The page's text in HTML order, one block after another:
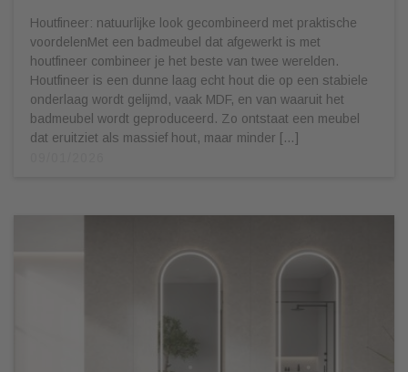
Houtfineer: natuurlijke look gecombineerd met praktische
voordelenMet een badmeubel dat afgewerkt is met
houtfineer combineer je het beste van twee werelden.
Houtfineer is een dunne laag echt hout die op een stabiele
onderlaag wordt gelijmd, vaak MDF, en van waaruit het
badmeubel wordt geproduceerd. Zo ontstaat een meubel
dat eruitziet als massief hout, maar minder […]